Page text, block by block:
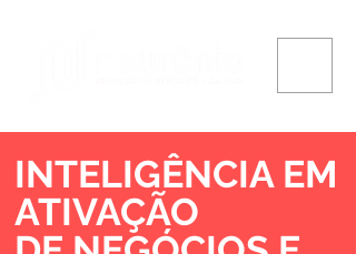
INTELIGÊNCIA EM
ATIVAÇÃO